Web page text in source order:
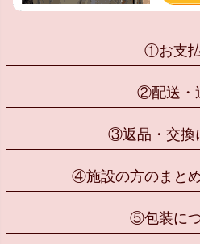
①お支
②配送・
③返品・交換
④施設の方のまと
⑤包装に